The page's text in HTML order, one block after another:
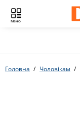
Меню
Головна Чоловікам